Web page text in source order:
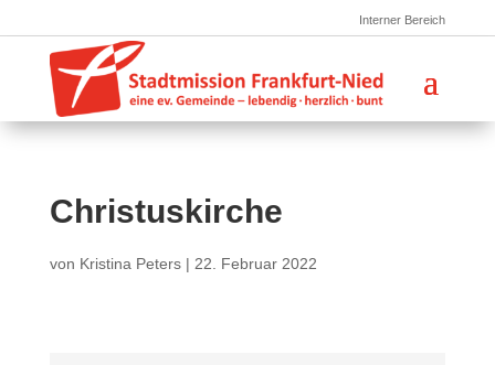
Interner Bereich
Christuskirche
von Kristina Peters| 22. Februar 2022